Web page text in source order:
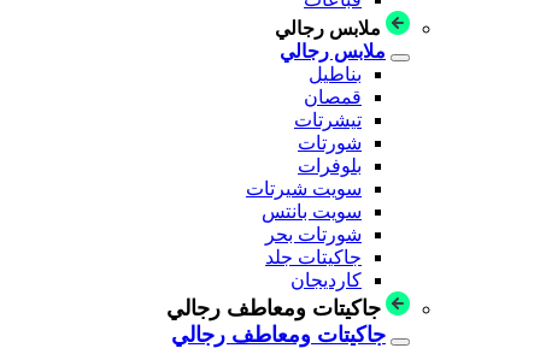
ملابس رجالي
ملابس رجالي
بناطيل
قمصان
تيشرتات
شورتات
بلوفرات
سويت شيرتات
سويت بانتس
شورتات بحر
جاكيتات جلد
كارديجان
جاكيتات ومعاطف رجالي
جاكيتات ومعاطف رجالي